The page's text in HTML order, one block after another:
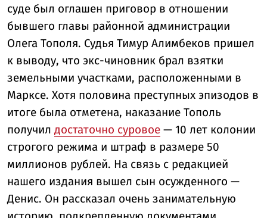
суде был оглашен приговор в отношении
бывшего главы районной администрации
Олега Тополя. Судья Тимур Алимбеков пришел
к выводу, что экс-чиновник брал взятки
земельными участками, расположенными в
Марксе. Хотя половина преступных эпизодов в
итоге была отметена, наказание Тополь
получил достаточно суровое — 10 лет колонии
строгого режима и штраф в размере 50
миллионов рублей. На связь с редакцией
нашего издания вышел сын осужденного —
Денис. Он рассказал очень занимательную